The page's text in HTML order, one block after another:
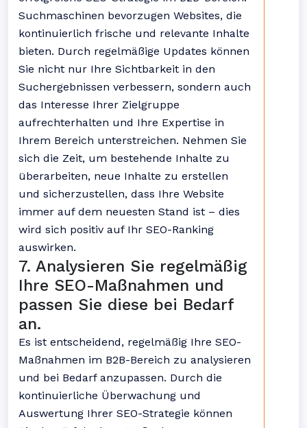
Suchmaschinen bevorzugen Websites, die
kontinuierlich frische und relevante Inhalte
bieten. Durch regelmäßige Updates können
Sie nicht nur Ihre Sichtbarkeit in den
Suchergebnissen verbessern, sondern auch
das Interesse Ihrer Zielgruppe
aufrechterhalten und Ihre Expertise in
Ihrem Bereich unterstreichen. Nehmen Sie
sich die Zeit, um bestehende Inhalte zu
überarbeiten, neue Inhalte zu erstellen
und sicherzustellen, dass Ihre Website
immer auf dem neuesten Stand ist – dies
wird sich positiv auf Ihr SEO-Ranking
auswirken.
7. Analysieren Sie regelmäßig
Ihre SEO-Maßnahmen und
passen Sie diese bei Bedarf
an.
Es ist entscheidend, regelmäßig Ihre SEO-
Maßnahmen im B2B-Bereich zu analysieren
und bei Bedarf anzupassen. Durch die
kontinuierliche Überwachung und
Auswertung Ihrer SEO-Strategie können